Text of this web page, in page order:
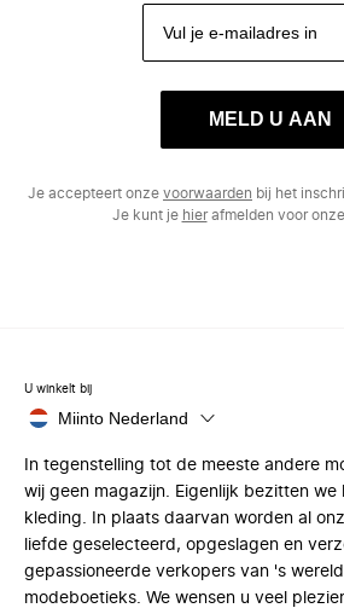
MELD U AAN
Je accepteert onze voorwaarden bij het
Je kunt je hierafmelden voor
U winkelt bij
Miinto Nederland
In tegenstelling tot de meeste andere
wij geen magazijn. Eigenlijk bezitten we
kleding. In plaats daarvan worden al
liefde geselecteerd, opgeslagen en
gepassioneerde verkopers van 's
modeboetieks. We wensen u veel